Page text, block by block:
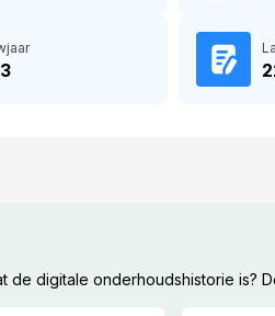
digitale onderhoudshistorie is?